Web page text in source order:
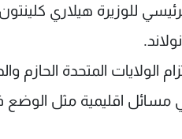
للوزيرة هيلاري
الولايات المتحدة
مسائل اقليمية مثل